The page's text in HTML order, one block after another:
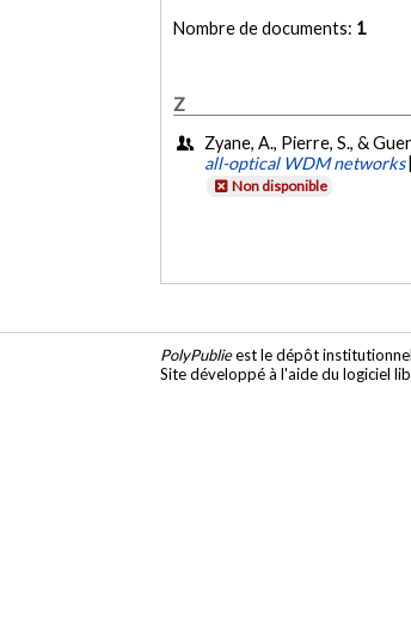
Nombre de documents: 1
Z
Zyane, A., Pierre, S., &
all-optical WDM networks
Non disponible
PolyPublieest le dépôt
Site développé à l'aide du logiciel